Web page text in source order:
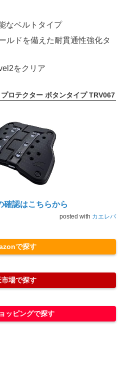
なベルトタイプ
ルドを備えた耐貫通性強化タ
をクリア
ロテクター ボタンタイプ TRV067
確認はこちらから
posted with カエレバ
で探す
市場で探す
ッピングで探す